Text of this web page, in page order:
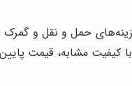
حمل و نقل و
با کیفیت مشابه، قیمت